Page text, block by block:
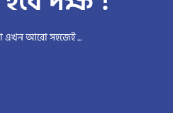
এখন আরো সহজেই ...